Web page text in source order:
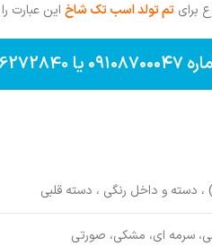
برایتم تولد اسب تک شاخ این عبارت
***
دسته و داخل رنگی ، دسته قلبی
سرمه ای، مشکی، صورتی